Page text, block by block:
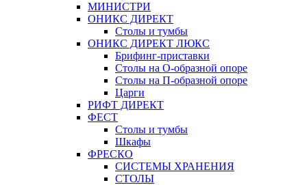
МИНИСТРИ
ОНИКС ДИРЕКТ
Столы и тумбы
ОНИКС ДИРЕКТ ЛЮКС
Брифинг-приставки
Столы на О-образной опоре
Столы на П-образной опоре
Царги
РИФТ ДИРЕКТ
ФЕСТ
Столы и тумбы
Шкафы
ФРЕСКО
СИСТЕМЫ ХРАНЕНИЯ
СТОЛЫ